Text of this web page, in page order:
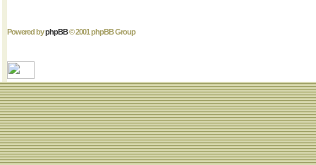
Powered byphpBB© 2001 phpBB Group